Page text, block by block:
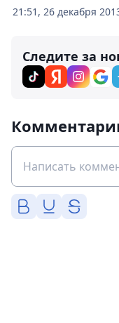
21:51, 26 декабря
Следите за